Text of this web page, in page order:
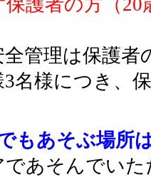
全管理は保護
名様につき、
もあそぶ場所
であそんでい